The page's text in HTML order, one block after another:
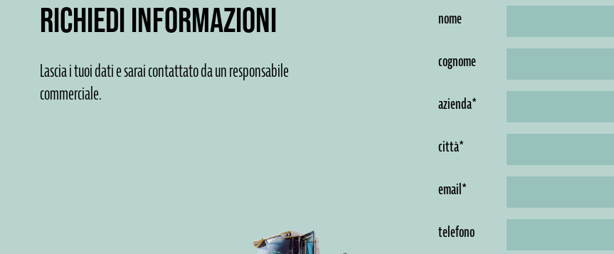
RICHIEDI INFORMAZIONI
Lascia i tuoi dati e sarai contattato da un responsabile
commerciale.
nome
cognome
azienda*
città*
email*
telefono